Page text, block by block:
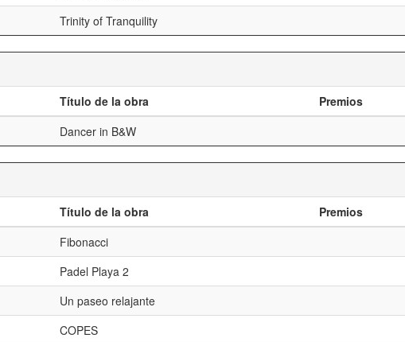
Trinity of Tranquility
Título de la obra
Premios
Dancer in B&W
Título de la obra
Premios
Fibonacci
Padel Playa 2
Un paseo relajante
COPES